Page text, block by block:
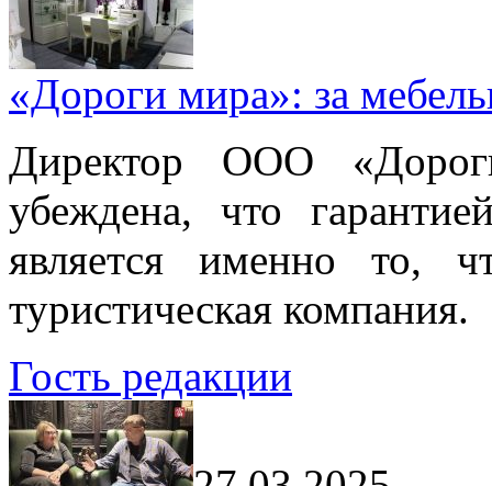
«Дороги мира»: за
Директор ООО
убеждена, что
является именно то,
туристическая компания.
Гость редакции